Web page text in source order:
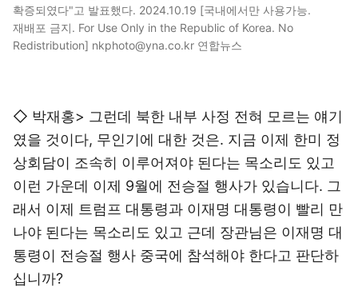
확증되였다"고 발표했다. 2024.10.19 [국내에서만 사용가능.
재배포 금지. For Use Only in the Republic of Korea. No
Redistribution] nkphoto@yna.co.kr 연합뉴스
◇ 박재홍> 그런데 북한 내부 사정 전혀 모르는 얘기
였을 것이다, 무인기에 대한 것은. 지금 이제 한미 정
상회담이 조속히 이루어져야 된다는 목소리도 있고
이런 가운데 이제 9월에 전승절 행사가 있습니다. 그
래서 이제 트럼프 대통령과 이재명 대통령이 빨리 만
나야 된다는 목소리도 있고 근데 장관님은 이재명 대
통령이 전승절 행사 중국에 참석해야 한다고 판단하
십니까?